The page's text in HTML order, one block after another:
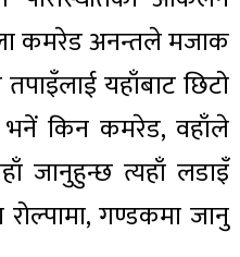
कमरेड अनन्तले मजाक
यहाँबाट छिटो
भनें किन कमरेड, वहाँले
जानुहुन्छ त्यहाँ लडाइँ
रोल्पामा, गण्डकमा जानु